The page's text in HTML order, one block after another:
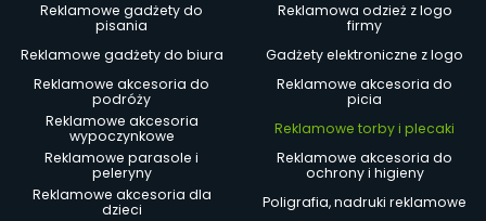
Reklamowe gadżety do
pisania
Reklamowa odzież z logo
firmy
Reklamowe gadżety do biura
Gadżety elektroniczne z logo
Reklamowe akcesoria do
podróży
Reklamowe akcesoria do
picia
Reklamowe akcesoria
wypoczynkowe
Reklamowe torby i plecaki
Reklamowe parasole i
peleryny
Reklamowe akcesoria do
ochrony i higieny
Reklamowe akcesoria dla
dzieci
Poligrafia, nadruki reklamowe